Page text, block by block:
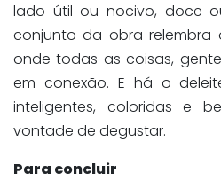
lado útil ou nocivo, doce
conjunto da obra relembra
onde todas as coisas,
em conexão. E há o
inteligentes, coloridas e
vontade de degustar.
Para concluir